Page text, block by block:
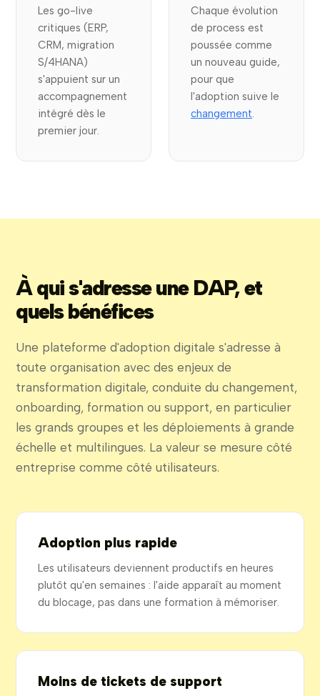
Les go-live
critiques (ERP,
CRM, migration
S/4HANA)
s'appuient sur un
accompagnement
intégré dès le
premier jour.
Chaque évolution
de process est
poussée comme
un nouveau guide,
pour que
l'adoption suive le
changement.
À qui s'adresse une DAP, et
quels bénéfices
Une plateforme d'adoption digitale s'adresse à
toute organisation avec des enjeux de
transformation digitale, conduite du changement,
onboarding, formation ou support, en particulier
les grands groupes et les déploiements à grande
échelle et multilingues. La valeur se mesure côté
entreprise comme côté utilisateurs.
Adoption plus rapide
Les utilisateurs deviennent productifs en heures
plutôt qu'en semaines : l'aide apparaît au moment
du blocage, pas dans une formation à mémoriser.
Moins de tickets de support